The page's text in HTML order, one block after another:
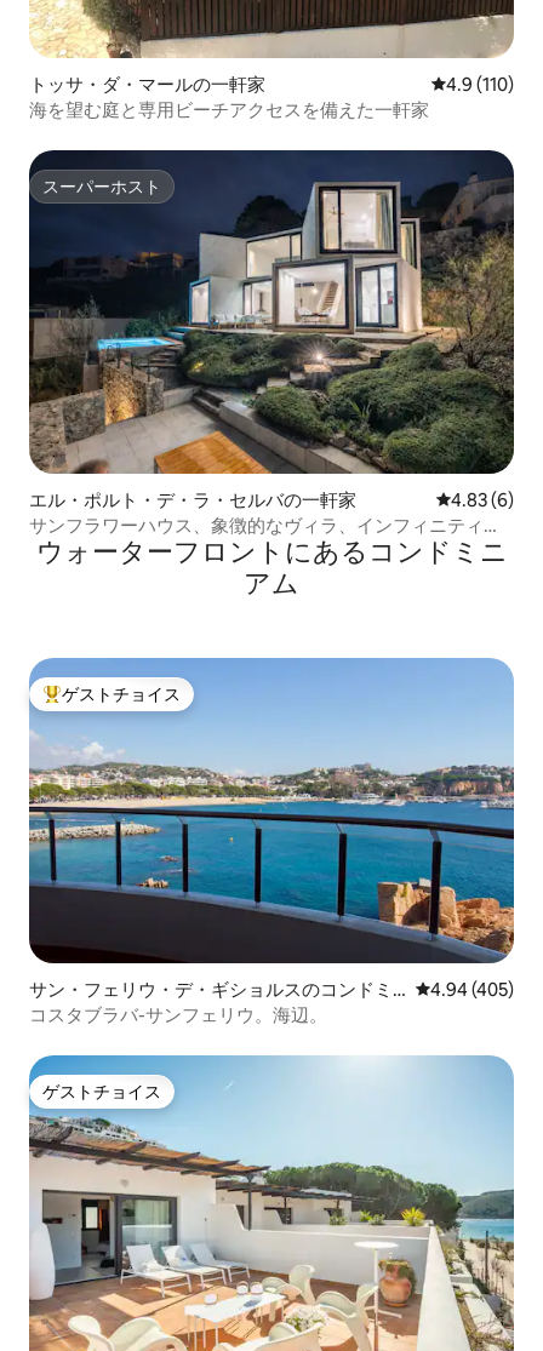
トッサ・ダ・マールの一軒家 レビュー110
4.9 (110)
海を望む庭と専用ビーチアクセスを備えた一軒家
スーパーホスト
スーパーホスト
エル・ポルト・デ・ラ・セルバの一軒家 レビュー6
4.83 (6)
サンフラワーハウス、象徴的なヴィラ、インフィニティプ
ール
ウォーターフロントにあるコンドミニ
アム
大好評のゲストチョイスです。
ゲストチョイス
サン・フェリウ・デ・ギショルスのコンドミ
ニアム
レビュー405
4.94 (405)
コスタブラバ-サンフェリウ。海辺。
ゲストチョイス
ゲストチョイス